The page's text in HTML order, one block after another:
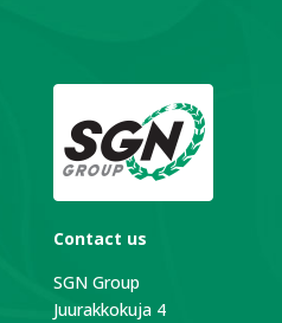
Contact us
SGN Group
Juurakkokuja 4